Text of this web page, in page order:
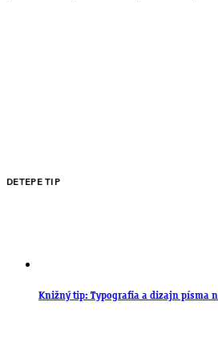
DETEPE TIP
Knižný tip: Typografia a dizajn písma